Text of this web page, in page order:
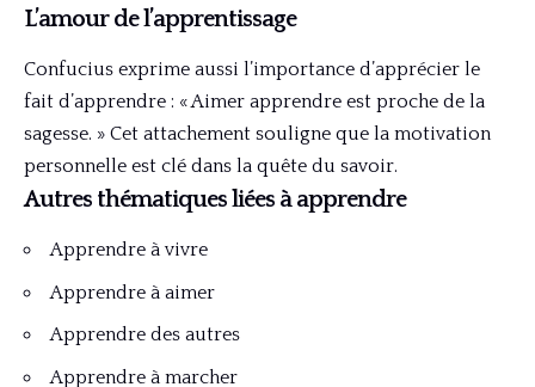
L’amour de l’apprentissage
Confucius exprime aussi l’importance d’apprécier le
fait d’apprendre : « Aimer apprendre est proche de la
sagesse. » Cet attachement souligne que la motivation
personnelle est clé dans la quête du savoir.
Autres thématiques liées à apprendre
Apprendre à vivre
Apprendre à aimer
Apprendre des autres
Apprendre à marcher